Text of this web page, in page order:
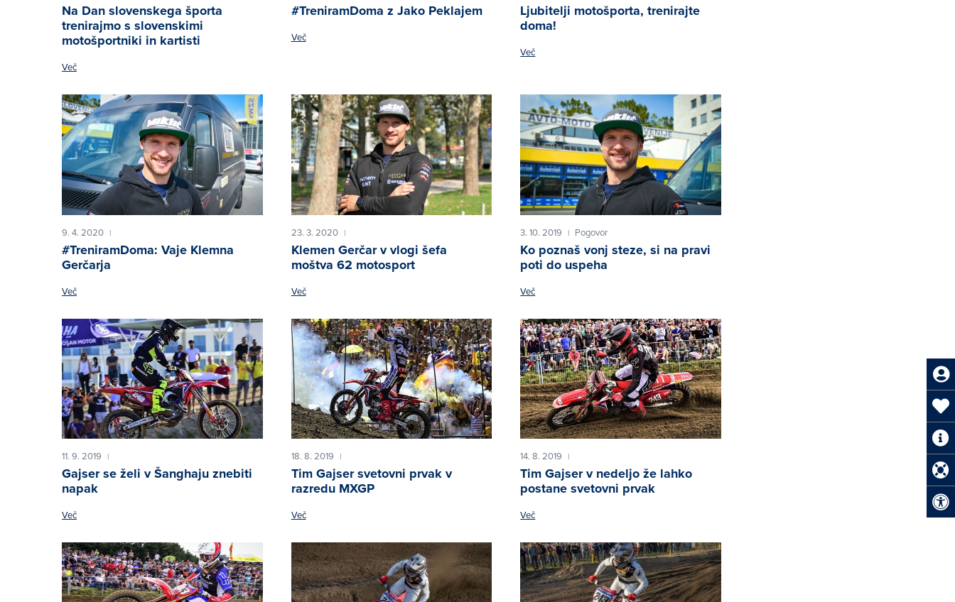
Na Dan slovenskega športa
trenirajmo s slovenskimi
motošportniki in kartisti
Več
#TreniramDoma z Jako Peklajem
Več
Ljubitelji motošporta, trenirajte
doma!
Več
9. 4. 2020 |
#TreniramDoma: Vaje Klemna
Gerčarja
Več
23. 3. 2020 |
Klemen Gerčar v vlogi šefa
moštva 62 motosport
Več
3. 10. 2019 | Pogovor
Ko poznaš vonj steze, si na pravi
poti do uspeha
Več
11. 9. 2019 |
Gajser se želi v Šanghaju znebiti
napak
Več
18. 8. 2019 |
Tim Gajser svetovni prvak v
razredu MXGP
Več
14. 8. 2019 |
Tim Gajser v nedeljo že lahko
postane svetovni prvak
Več